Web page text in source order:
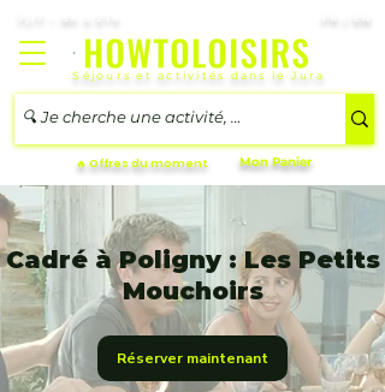
FR | EN
Séjours et activités dans le Jura
Mon Panier
🔥 Offres du moment
Cadré à Poligny : Les Petits
Mouchoirs
Réserver maintenant